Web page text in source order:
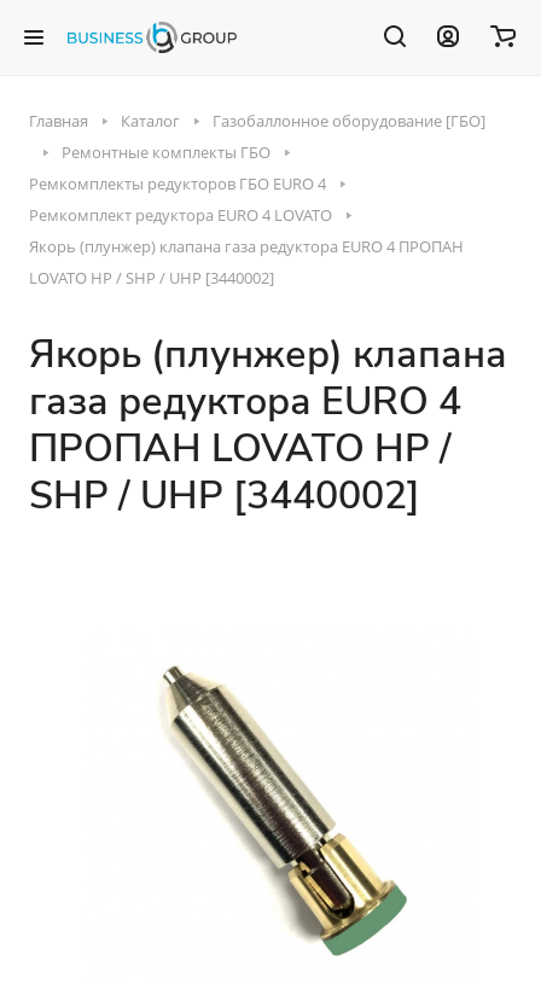
Главная Каталог
Газобаллонное оборудование [ГБО]
Ремонтные комплекты ГБО
Ремкомплекты редукторов ГБО EURO 4
Ремкомплект редуктора EURO 4 LOVATO
Якорь (плунжер) клапана газа редуктора EURO 4 ПРОПАН
LOVATO HP / SHP / UHP [3440002]
Якорь (плунжер) клапана
газа редуктора EURO 4
ПРОПАН LOVATO HP /
SHP / UHP [3440002]